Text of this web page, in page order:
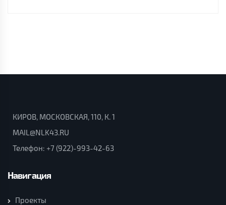
КИРОВ, МОСКОВСКАЯ, 110, К. 1
MAIL@NLK43.RU
Телефон: +7 (922)-993-42-63
Навигация
Проекты